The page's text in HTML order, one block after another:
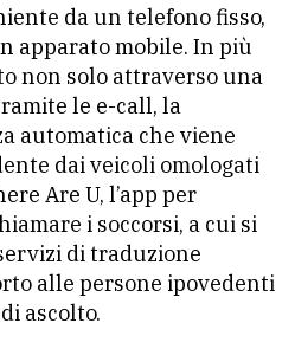
da un telefono fisso,
apparato mobile. In più
non solo attraverso una
le e-call, la
automatica che viene
dai veicoli omologati
Are U, l’app per
i soccorsi, a cui si
di traduzione
alle persone ipovedenti
ascolto.